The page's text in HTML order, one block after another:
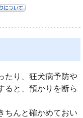
たり、狂犬病予防や
ると、預かりを断ら
ちんと確かめておい